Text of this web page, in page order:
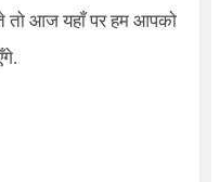
तो आज यहाँ पर हम आपको